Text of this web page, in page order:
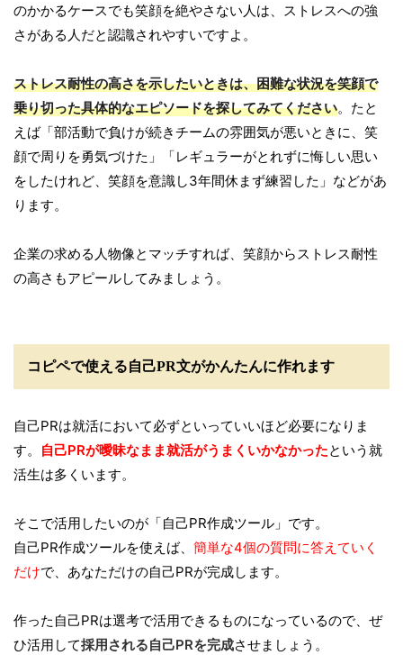
のかかるケースでも笑顔を絶やさない人は、ストレスへの強
さがある人だと認識されやすいですよ。
ストレス耐性の高さを示したいときは、困難な状況を笑顔で
乗り切った具体的なエピソードを探してみてください。たと
えば「部活動で負けが続きチームの雰囲気が悪いときに、笑
顔で周りを勇気づけた」「レギュラーがとれずに悔しい思い
をしたけれど、笑顔を意識し3年間休まず練習した」などがあ
ります。
企業の求める人物像とマッチすれば、笑顔からストレス耐性
の高さもアピールしてみましょう。
コピペで使える自己PR文がかんたんに作れます
自己PRは就活において必ずといっていいほど必要になりま
す。
自己PRが曖昧なまま就活がうまくいかなかったという就
活生は多くいます。
そこで活用したいのが「自己PR作成ツール」です。
自己PR作成ツールを使えば、 簡単な4個の質問に答えていく
だけで、あなただけの自己PRが完成します。
作った自己PRは選考で活用できるものになっているので、ぜ
ひ活用して採用される自己PRを完成させましょう。